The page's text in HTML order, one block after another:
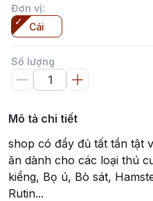
Đơn vị:
Cái
Số lượng
Mô tả chi tiết
shop có đầy đủ tất tần tật
ăn dành cho các loại thú
kiểng, Bọ ú, Bò sát,
Rutin...